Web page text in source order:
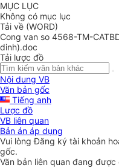
MỤC LỤC
Không có mục lục
Tải về (WORD)
Cong van so 4568-TM-
dinh).doc
Tải lược đồ
Nội dung VB
Văn bản gốc
Tiếng anh
Lược đồ
VB liên quan
Bản án áp dụng
Vui lòngĐăng ký tài khoản
gốc.
Văn bản liên quan đang được